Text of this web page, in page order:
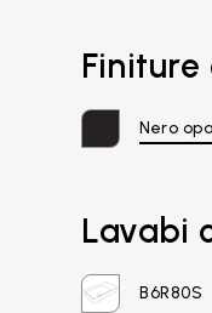
Nero
Lavabi
B6R80S